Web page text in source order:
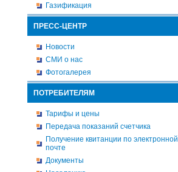
Газификация
ПРЕСС-ЦЕНТР
Новости
СМИ о нас
Фотогалерея
ПОТРЕБИТЕЛЯМ
Тарифы и цены
Передача показаний счетчика
Получение квитанции по электронной
почте
Документы